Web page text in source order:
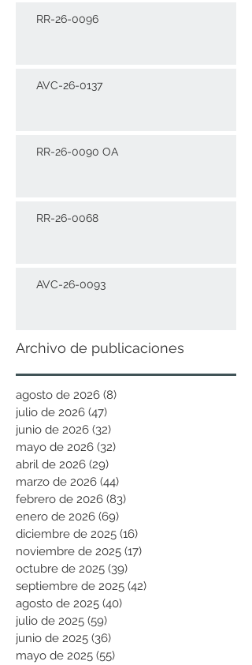
RR-26-0096
AVC-26-0137
RR-26-0090 OA
RR-26-0068
AVC-26-0093
Archivo de publicaciones
agosto de 2026 (8)
julio de 2026 (47)
junio de 2026 (32)
mayo de 2026 (32)
abril de 2026 (29)
marzo de 2026 (44)
febrero de 2026 (83)
enero de 2026 (69)
diciembre de 2025 (16)
noviembre de 2025 (17)
octubre de 2025 (39)
septiembre de 2025 (42)
agosto de 2025 (40)
julio de 2025 (59)
junio de 2025 (36)
mayo de 2025 (55)